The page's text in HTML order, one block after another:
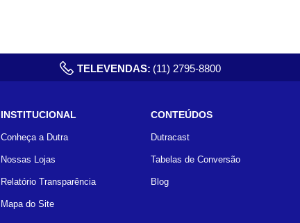
TELEVENDAS: (11) 2795-8800
INSTITUCIONAL
Conheça a Dutra
Nossas Lojas
Relatório Transparência
Mapa do Site
CONTEÚDOS
Dutracast
Tabelas de Conversão
Blog